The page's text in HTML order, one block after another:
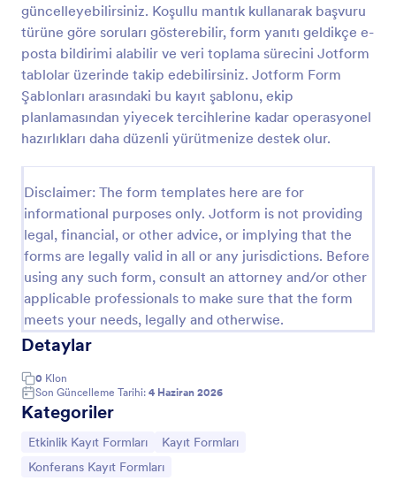
güncelleyebilirsiniz. Koşullu mantık kullanarak başvuru
türüne göre soruları gösterebilir, form yanıtı geldikçe e-
posta bildirimi alabilir ve veri toplama sürecini Jotform
tablolar üzerinde takip edebilirsiniz. Jotform Form
Şablonları arasındaki bu kayıt şablonu, ekip
planlamasından yiyecek tercihlerine kadar operasyonel
hazırlıkları daha düzenli yürütmenize destek olur.
Disclaimer: The form templates here are for
informational purposes only. Jotform is not providing
legal, financial, or other advice, or implying that the
forms are legally valid in all or any jurisdictions. Before
using any such form, consult an attorney and/or other
applicable professionals to make sure that the form
meets your needs, legally and otherwise.
Detaylar
0 Klon
Son Güncelleme Tarihi: 4 Haziran 2026
Kategoriler
Kategoriye git:
Etkinlik Kayıt Formları Kategoriye git:
Kayıt Formları
Kategoriye git:
Konferans Kayıt Formları
Seyahat Planı Formu
Bu çevrimiçi seyahat planı formuyla müşterinizin
hayalinizdeki seyahatleri veya tatillerini ofisinizde ve
seyahat planlama konusundaki uzmanlığınızla
kazanmalarına yardımcı olacaktır. Bunu müşterinizin
seyahatini hızlı bir şekilde düzenlemek için kalkış ve
varış tarihi, havayolu ve uçuş numarası gibi uçuş
bilgilerini sorarak resmi seyahat planı biçiminiz olarak
kullanın. Bu tur planı formatı, müşterinizin seyahat
acentesi ile temasa geçmesini de sağlayacaktır.
Go to Category:
Etkinlik Kayıt Formları
Şablon Kullan
Önizleme